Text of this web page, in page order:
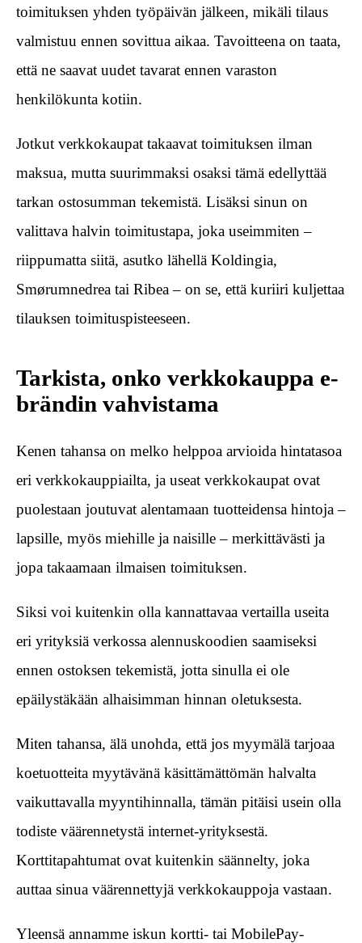
toimituksen yhden työpäivän jälkeen, mikäli tilaus
valmistuu ennen sovittua aikaa. Tavoitteena on taata,
että ne saavat uudet tavarat ennen varaston
henkilökunta kotiin.
Jotkut verkkokaupat takaavat toimituksen ilman
maksua, mutta suurimmaksi osaksi tämä edellyttää
tarkan ostosumman tekemistä. Lisäksi sinun on
valittava halvin toimitustapa, joka useimmiten –
riippumatta siitä, asutko lähellä Koldingia,
Smørumnedrea tai Ribea – on se, että kuriiri kuljettaa
tilauksen toimituspisteeseen.
Tarkista, onko verkkokauppa e-
brändin vahvistama
Kenen tahansa on melko helppoa arvioida hintatasoa
eri verkkokauppiailta, ja useat verkkokaupat ovat
puolestaan joutuvat alentamaan tuotteidensa hintoja –
lapsille, myös miehille ja naisille – merkittävästi ja
jopa takaamaan ilmaisen toimituksen.
Siksi voi kuitenkin olla kannattavaa vertailla useita
eri yrityksiä verkossa alennuskoodien saamiseksi
ennen ostoksen tekemistä, jotta sinulla ei ole
epäilystäkään alhaisimman hinnan oletuksesta.
Miten tahansa, älä unohda, että jos myymälä tarjoaa
koetuotteita myytävänä käsittämättömän halvalta
vaikuttavalla myyntihinnalla, tämän pitäisi usein olla
todiste väärennetystä internet-yrityksestä.
Korttitapahtumat ovat kuitenkin säännelty, joka
auttaa sinua väärennettyjä verkkokauppoja vastaan.
Yleensä annamme iskun kortti- tai MobilePay-